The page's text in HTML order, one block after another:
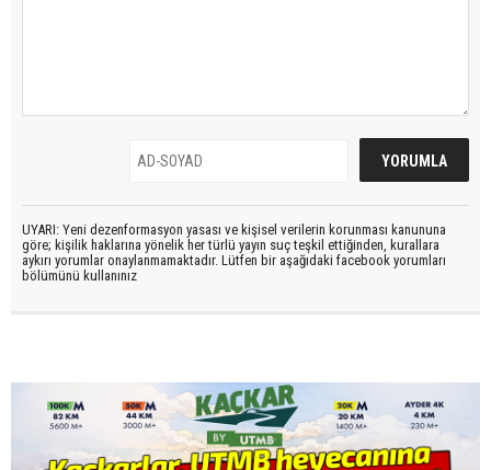
UYARI: Yeni dezenformasyon yasası ve kişisel verilerin korunması kanununa
göre; kişilik haklarına yönelik her türlü yayın suç teşkil ettiğinden, kurallara
aykırı yorumlar onaylanmamaktadır. Lütfen bir aşağıdaki facebook yorumları
bölümünü kullanınız